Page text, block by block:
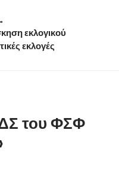
εκλογικού
εκλογές
ΔΣ του ΦΣΦ